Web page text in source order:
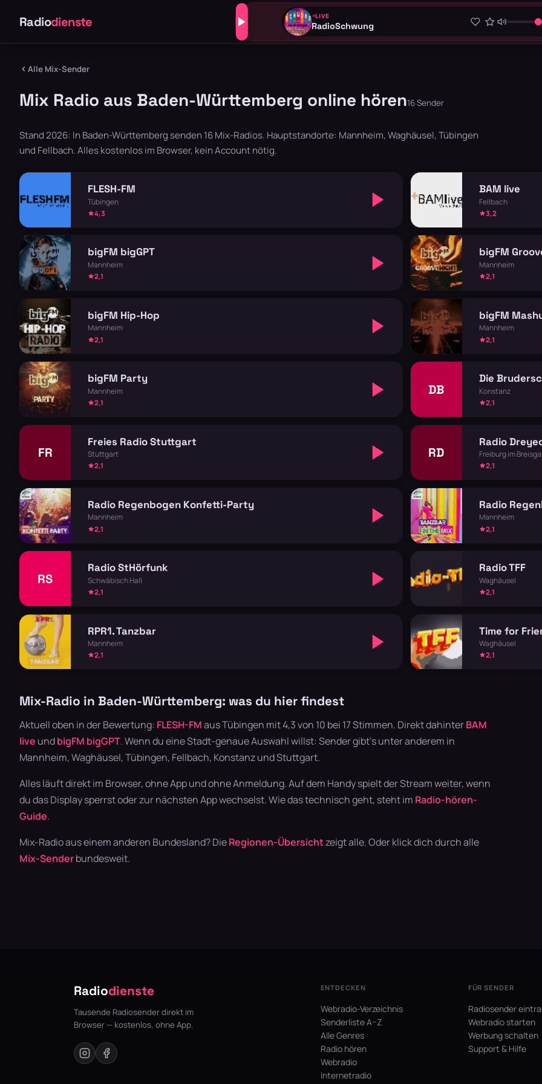
Radiodienste LIVE
RadioSchwung
Alle Mix-Sender
Mix Radio aus Baden-Württemberg online hören16 Sender
Stand 2026: In Baden-Württemberg senden 16 Mix-Radios. Hauptstandorte: Mannheim, Waghäusel, Tübingen
und Fellbach. Alles kostenlos im Browser, kein Account nötig.
FLESH-FM
Tübingen
4,3
BAM live
Fellbach
3,2
bigFM bigGPT
Mannheim
2,1
bigFM
Mannheim
2,1
bigFM Hip-Hop
Mannheim
2,1
bigFM
Mannheim
2,1
bigFM Party
Mannheim
2,1
DB
Die
Konstanz
2,1
FR
Freies Radio Stuttgart
Stuttgart
2,1
RD
Radio
Freiburg im
2,1
Radio Regenbogen Konfetti-Party
Mannheim
2,1
Radio
Mannheim
2,1
RS
Radio StHörfunk
Schwäbisch Hall
2,1
Radio TFF
Waghäusel
2,1
RPR1. Tanzbar
Mannheim
2,1
Time for
Waghäusel
2,1
Mix-Radio in Baden-Württemberg: was du hier findest
Aktuell oben in der Bewertung: FLESH-FMaus Tübingen mit 4,3 von 10 bei 17 Stimmen. Direkt dahinterBAM
live undbigFM bigGPT. Wenn du eine Stadt-genaue Auswahl willst: Sender gibt's unter anderem in
Mannheim, Waghäusel, Tübingen, Fellbach, Konstanz und Stuttgart.
Alles läuft direkt im Browser, ohne App und ohne Anmeldung. Auf dem Handy spielt der Stream weiter, wenn
du das Display sperrst oder zur nächsten App wechselst. Wie das technisch geht, steht im Radio-hören-
Guide.
Mix-Radio aus einem anderen Bundesland? DieRegionen-Übersichtzeigt alle. Oder klick dich durch alle
Mix-Senderbundesweit.
Radiodienste
Tausende Radiosender direkt im
Browser — kostenlos, ohne App.
ENTDECKEN
Webradio-Verzeichnis
Senderliste A–Z
Alle Genres
Radio hören
Webradio
Internetradio
FÜR SENDER
Radiosender
Webradio starten
Werbung schalten
Support & Hilfe